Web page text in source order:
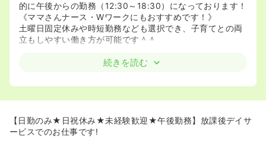
的に午後からの勤務（12:30～18:30）になっております！
《ママさんナース・Wワークにもおすすめです！》
土曜日固定休みや時短勤務なども選択でき、子育てとの両
立もしやすい働き方が可能です＾＾
続きを読む
【日勤のみ★日祝休み★未経験歓迎★午後勤務】放課後デイサ
ービスでのお仕事です!